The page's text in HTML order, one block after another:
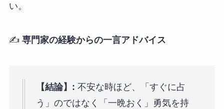
い。
✍️ 専門家の経験からの一言アドバイス
【結論】: 不安な時ほど、「すぐに占
う」のではなく「一晩おく」勇気を持